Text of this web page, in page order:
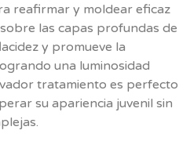
reafirmar y moldear eficaz
las capas profundas de
y promueve la
una luminosidad
tratamiento es perfecto
su apariencia juvenil sin